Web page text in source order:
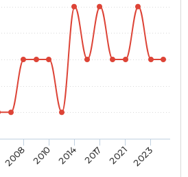
2008 2010 2014 2017 2021 2023